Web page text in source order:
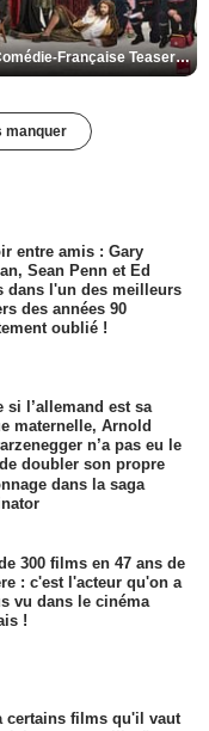
De la Comédie-Française Teaser VF
manquer
entre amis : Gary
Sean Penn et Ed
dans l'un des meilleurs
des années 90
oublié !
si l’allemand est sa
maternelle, Arnold
n’a pas eu le
doubler son propre
dans la saga
300 films en 47 ans de
: c'est l'acteur qu'on a
vu dans le cinéma
!
certains films qu'il vaut